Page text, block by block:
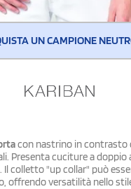
UN CAMPIONE
con nastrino in contrasto
Presenta cuciture a doppio
Il colletto "up collar" può
offrendo versatilità nello